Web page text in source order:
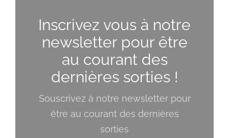
Inscrivez vous à notre
newsletter pour être
au courant des
dernières sorties !
Souscrivez à notre newsletter pour
être au courant des dernières
sorties